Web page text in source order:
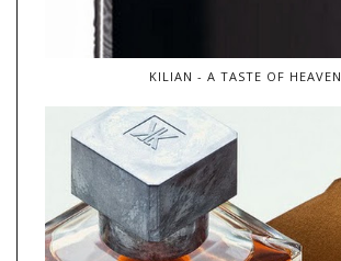
KILIAN - A TASTE OF HEAVEN